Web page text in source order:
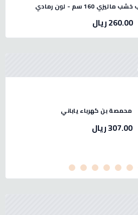
260.00 ريال
محمصة بن كهرباء ياباني
307.00 ريال